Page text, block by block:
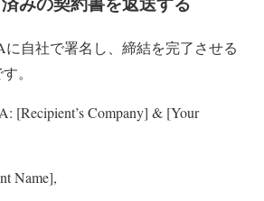
自社で署名し、締結を完了させる
。
[Recipient’s Company] & [Your
Name],